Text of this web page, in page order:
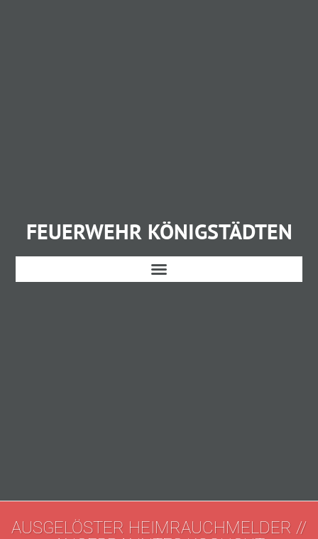
FEUERWEHR KÖNIGSTÄDTEN
AUSGELÖSTER HEIMRAUCHMELDER //